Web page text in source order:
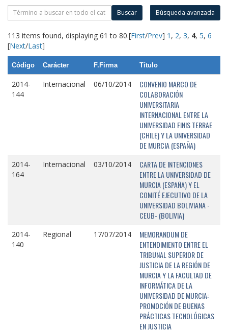
Buscar Búsqueda avanzada
113 items found, displaying 61 to 80.[First/Prev] 1 , 2, 3, 4, 5, 6
[Next/Last]
Código Carácter F.Firma Título
2014-
144
Internacional 06/10/2014
CONVENIO MARCO DE
COLABORACIÓN
UNIVERSITARIA
INTERNACIONAL ENTRE LA
UNIVERSIDAD FINIS TERRAE
(CHILE) Y LA UNIVERSIDAD
DE MURCIA (ESPAÑA)
2014-
164
Internacional 03/10/2014
CARTA DE INTENCIONES
ENTRE LA UNIVERSIDAD DE
MURCIA (ESPAÑA) Y EL
COMITÉ EJECUTIVO DE LA
UNIVERSIDAD BOLIVIANA -
CEUB- (BOLIVIA)
2014-
140
Regional 17/07/2014
MEMORANDUM DE
ENTENDIMIENTO ENTRE EL
TRIBUNAL SUPERIOR DE
JUSTICIA DE LA REGIÓN DE
MURCIA Y LA FACULTAD DE
INFORMÁTICA DE LA
UNIVERSIDAD DE MURCIA:
PROMOCIÓN DE BUENAS
PRÁCTICAS TECNOLÓGICAS
EN JUSTICIA